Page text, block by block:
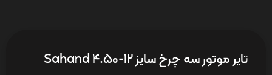
تایر موتور سه چرخ سایز 12-4.50 Sahand